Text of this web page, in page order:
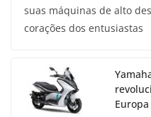
suas máquinas de alto
corações dos entusiastas